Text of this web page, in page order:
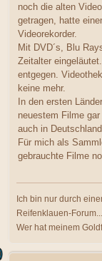
noch die alten
getragen, hatte
Videorekorder.
Mit DVD´s, Blu
Zeitalter
entgegen.
keine mehr.
In den ersten
neuestem Filme
auch in
Für mich als
gebrauchte Filme
Ich bin nur durch
Reifenklauen-Forum...
Wer hat meinem